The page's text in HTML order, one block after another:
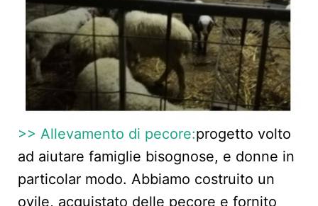
>> Allevamento di pecore:progetto volto
ad aiutare famiglie bisognose, e donne in
particolar modo. Abbiamo costruito un
ovile, acquistato delle pecore e fornito